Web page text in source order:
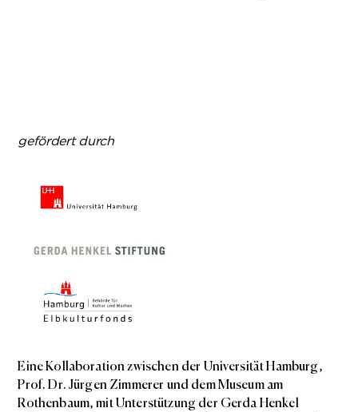
gefördert durch
Eine Kollaboration zwischen der Universität Hamburg,
Prof. Dr. Jürgen Zimmerer und dem Museum am
Rothenbaum, mit Unterstützung der Gerda Henkel